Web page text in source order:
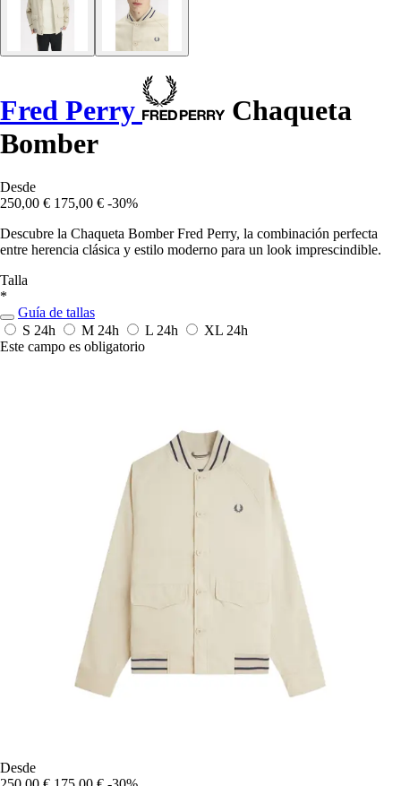
Fred Perry
Chaqueta
Bomber
Desde
250,00 € 175,00 € -30%
Descubre la Chaqueta Bomber Fred Perry, la combinación perfecta
entre herencia clásica y estilo moderno para un look imprescindible.
Talla
*
Guía de tallas
S 24h M 24h L 24h XL 24h
Este campo es obligatorio
Desde